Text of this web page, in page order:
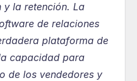
y la retención. La
de relaciones
plataforma de
capacidad para
de los vendedores y